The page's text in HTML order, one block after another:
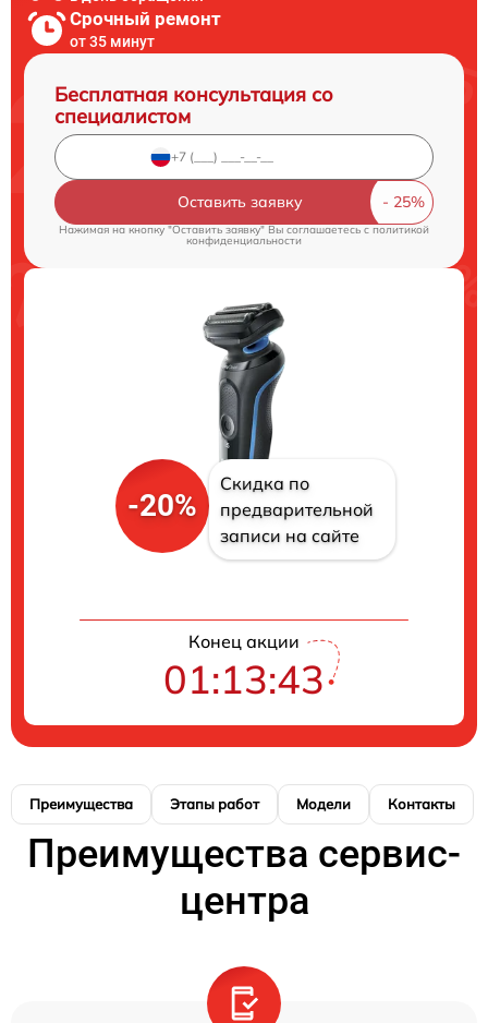
Срочный ремонт
от 35 минут
Бесплатная консультация со
специалистом
Оставить заявку
Нажимая на кнопку "Оставить заявку" Вы соглашаетесь cполитикой
конфиденциальности
-20%
Скидка по
предварительной
записи на сайте
Конец акции
01:13:41
Преимущества Этапы работ Модели Контакты
Преимущества сервис-
центра